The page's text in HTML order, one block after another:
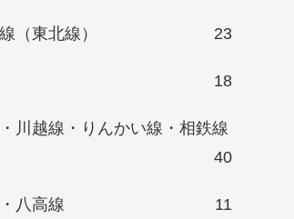
（東北線） 23
18
川越線・りんかい線・相鉄線
40
八高線 11